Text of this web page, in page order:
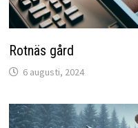
Rotnäs gård
6 augusti, 2024